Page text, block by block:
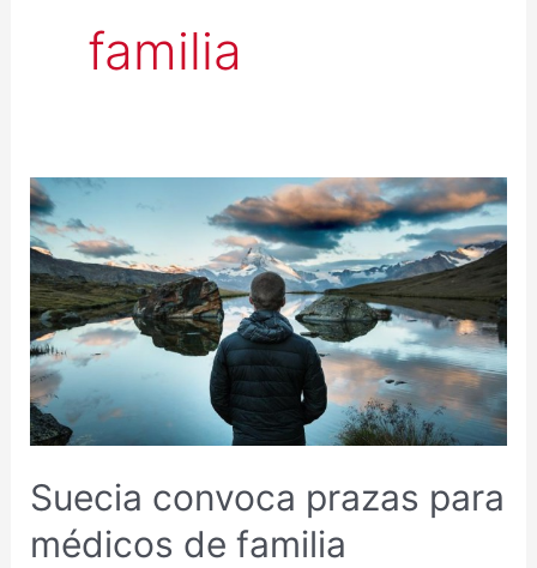
familia
Suecia convoca prazas para
médicos de familia